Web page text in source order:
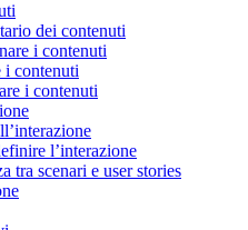
dei contenuti
i contenuti
i contenuti
i contenuti
l’interazione
tra scenari e user stories